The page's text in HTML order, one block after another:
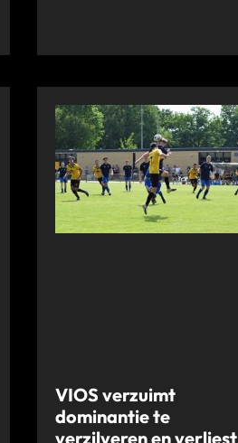
VIOS verzuimt
dominantie te
verzilveren en verliest